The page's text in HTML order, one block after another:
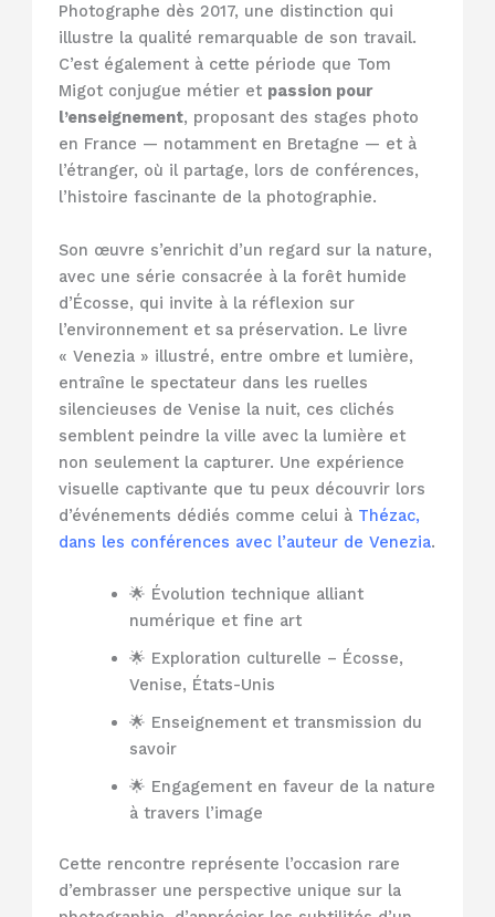
Photographe dès 2017, une distinction qui
illustre la qualité remarquable de son travail.
C’est également à cette période que Tom
Migot conjugue métier et passion pour
l’enseignement, proposant des stages photo
en France — notamment en Bretagne — et à
l’étranger, où il partage, lors de conférences,
l’histoire fascinante de la photographie.
Son œuvre s’enrichit d’un regard sur la nature,
avec une série consacrée à la forêt humide
d’Écosse, qui invite à la réflexion sur
l’environnement et sa préservation. Le livre
« Venezia » illustré, entre ombre et lumière,
entraîne le spectateur dans les ruelles
silencieuses de Venise la nuit, ces clichés
semblent peindre la ville avec la lumière et
non seulement la capturer. Une expérience
visuelle captivante que tu peux découvrir lors
d’événements dédiés comme celui à Thézac,
dans les conférences avec l’auteur de Venezia.
🌟 Évolution technique alliant
numérique et fine art
🌟 Exploration culturelle – Écosse,
Venise, États-Unis
🌟 Enseignement et transmission du
savoir
🌟 Engagement en faveur de la nature
à travers l’image
Cette rencontre représente l’occasion rare
d’embrasser une perspective unique sur la